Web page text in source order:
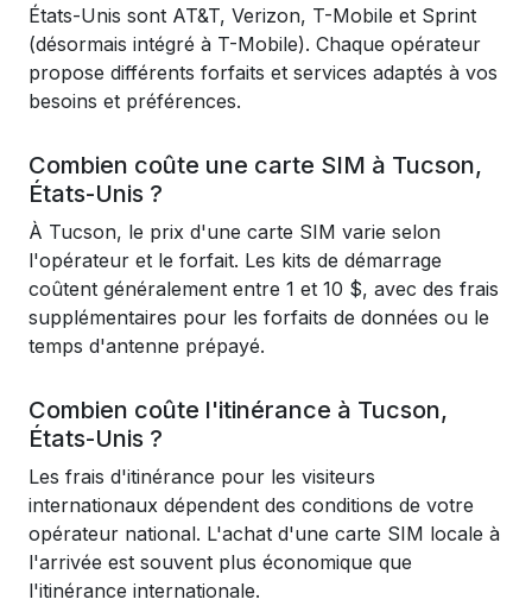
États-Unis sont AT&T, Verizon, T-Mobile et Sprint
(désormais intégré à T-Mobile). Chaque opérateur
propose différents forfaits et services adaptés à vos
besoins et préférences.
Combien coûte une carte SIM à Tucson,
États-Unis ?
À Tucson, le prix d'une carte SIM varie selon
l'opérateur et le forfait. Les kits de démarrage
coûtent généralement entre 1 et 10 $, avec des frais
supplémentaires pour les forfaits de données ou le
temps d'antenne prépayé.
Combien coûte l'itinérance à Tucson,
États-Unis ?
Les frais d'itinérance pour les visiteurs
internationaux dépendent des conditions de votre
opérateur national. L'achat d'une carte SIM locale à
l'arrivée est souvent plus économique que
l'itinérance internationale.